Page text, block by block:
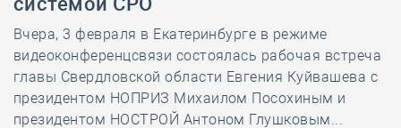
Вчера, 3 февраля в Екатеринбурге в режиме
видеоконференцсвязи состоялась рабочая встреча
главы Свердловской области Евгения Куйвашева с
президентом НОПРИЗ Михаилом Посохиным и
президентом НОСТРОЙ Антоном Глушковым...